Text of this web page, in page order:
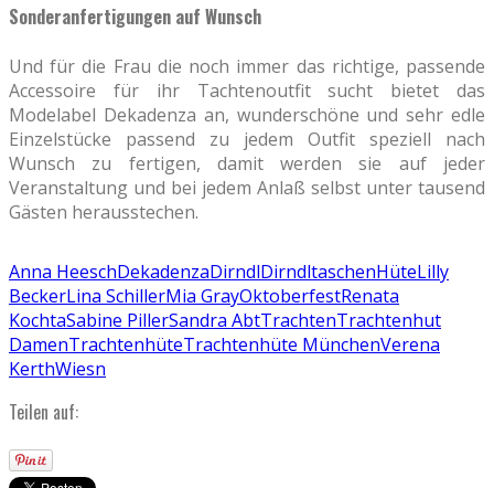
Sonderanfertigungen auf Wunsch
Und für die Frau die noch immer das richtige, passende
Accessoire für ihr Tachtenoutfit sucht bietet das
Modelabel Dekadenza an, wunderschöne und sehr edle
Einzelstücke passend zu jedem Outfit speziell nach
Wunsch zu fertigen, damit werden sie auf jeder
Veranstaltung und bei jedem Anlaß selbst unter tausend
Gästen herausstechen.
Anna HeeschDekadenzaDirndlDirndltaschenHüteLilly
BeckerLina SchillerMia GrayOktoberfestRenata
KochtaSabine PillerSandra AbtTrachtenTrachtenhut
DamenTrachtenhüteTrachtenhüte MünchenVerena
KerthWiesn
Teilen auf: